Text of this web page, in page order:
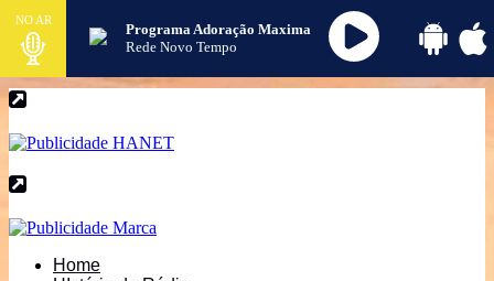
NO AR
Programa Adoração Maxima
Rede Novo Tempo
Home